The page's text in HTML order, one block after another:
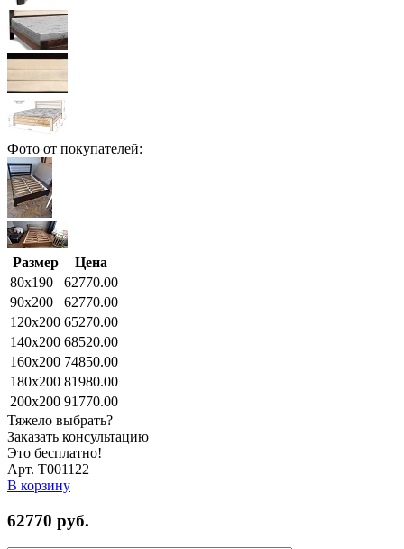
Фото от покупателей:
Размер
Цена
80x190
62770.00
90x200
62770.00
120x200 65270.00
140x200 68520.00
160x200 74850.00
180x200 81980.00
200x200 91770.00
Тяжело выбрать?
Заказать консультацию
Это бесплатно!
Арт. Т001122
В корзину
62770 руб.